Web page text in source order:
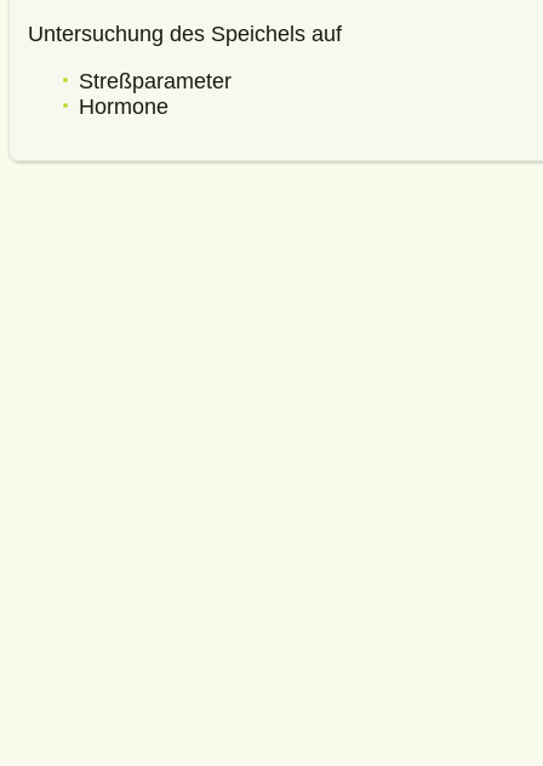
Untersuchung des Speichels auf
Streßparameter
Hormone